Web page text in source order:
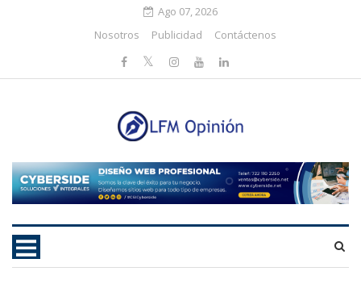
Ago 07, 2026
Nosotros
Publicidad Contáctenos